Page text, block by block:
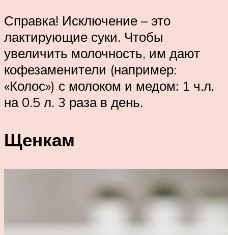
Справка! Исключение – это
лактирующие суки. Чтобы
увеличить молочность, им дают
кофезаменители (например:
«Колос») с молоком и медом: 1 ч.л.
на 0.5 л. 3 раза в день.
Щенкам